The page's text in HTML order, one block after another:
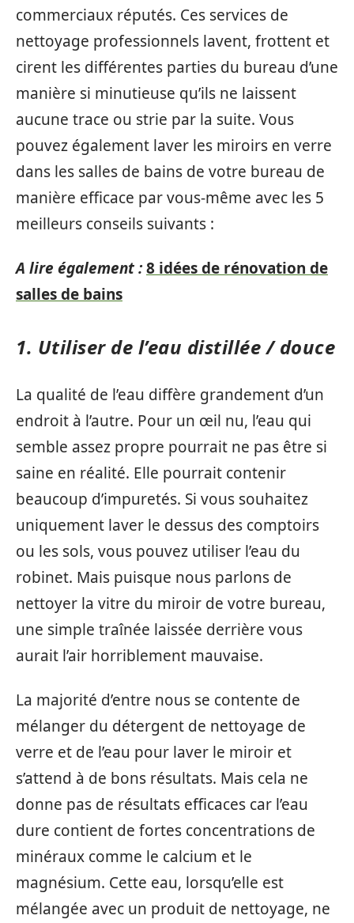
commerciaux réputés. Ces services de
nettoyage professionnels lavent, frottent et
cirent les différentes parties du bureau d’une
manière si minutieuse qu’ils ne laissent
aucune trace ou strie par la suite. Vous
pouvez également laver les miroirs en verre
dans les salles de bains de votre bureau de
manière efficace par vous-même avec les 5
meilleurs conseils suivants :
A lire également :8 idées de rénovation de
salles de bains
1. Utiliser de l’eau distillée / douce
La qualité de l’eau diffère grandement d’un
endroit à l’autre. Pour un œil nu, l’eau qui
semble assez propre pourrait ne pas être si
saine en réalité. Elle pourrait contenir
beaucoup d’impuretés. Si vous souhaitez
uniquement laver le dessus des comptoirs
ou les sols, vous pouvez utiliser l’eau du
robinet. Mais puisque nous parlons de
nettoyer la vitre du miroir de votre bureau,
une simple traînée laissée derrière vous
aurait l’air horriblement mauvaise.
La majorité d’entre nous se contente de
mélanger du détergent de nettoyage de
verre et de l’eau pour laver le miroir et
s’attend à de bons résultats. Mais cela ne
donne pas de résultats efficaces car l’eau
dure contient de fortes concentrations de
minéraux comme le calcium et le
magnésium. Cette eau, lorsqu’elle est
mélangée avec un produit de nettoyage, ne